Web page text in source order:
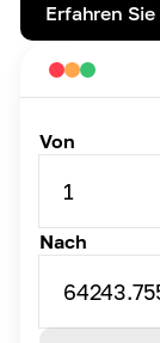
Erfahren
Von
1
Nach